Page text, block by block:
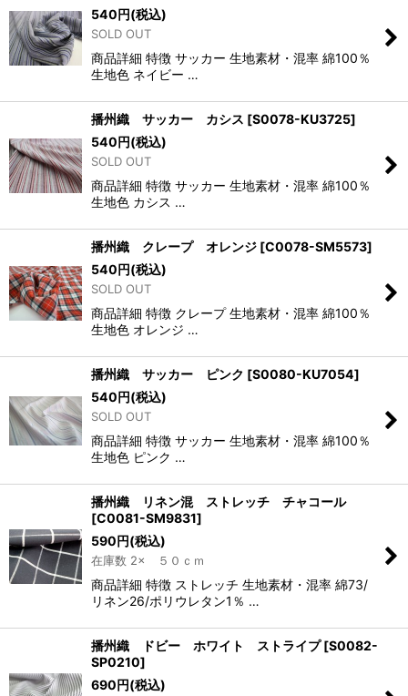
540円(税込)
SOLD OUT
商品詳細 特徴 サッカー 生地素材・混率 綿100％
生地色 ネイビー …
播州織 サッカー カシス [S0078-KU3725]
540円(税込)
SOLD OUT
商品詳細 特徴 サッカー 生地素材・混率 綿100％
生地色 カシス …
播州織 クレープ オレンジ [C0078-SM5573]
540円(税込)
SOLD OUT
商品詳細 特徴 クレープ 生地素材・混率 綿100％
生地色 オレンジ …
播州織 サッカー ピンク [S0080-KU7054]
540円(税込)
SOLD OUT
商品詳細 特徴 サッカー 生地素材・混率 綿100％
生地色 ピンク …
播州織 リネン混 ストレッチ チャコール
[C0081-SM9831]
590円(税込)
在庫数 2× ５０ｃｍ
商品詳細 特徴 ストレッチ 生地素材・混率 綿73/
リネン26/ポリウレタン1％ …
播州織 ドビー ホワイト ストライプ [S0082-
SP0210]
690円(税込)